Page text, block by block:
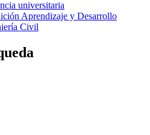
universitaria
Aprendizaje y Desarrollo
Civil